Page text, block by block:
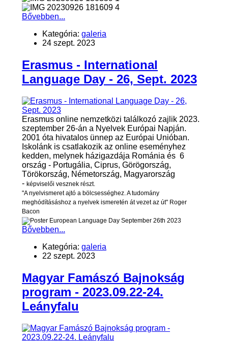
Bővebben...
Kategória: galeria
24 szept. 2023
Erasmus - International
Language Day - 26, Sept. 2023
Erasmus online nemzetközi találkozó zajlik 2023.
szeptember 26-án a Nyelvek Európai Napján.
2001 óta hivatalos ünnep az Európai Unióban.
Iskolánk is csatlakozik az online eseményhez
kedden, melynek házigazdája Románia és 6
ország - Portugália, Ciprus, Görögország,
Törökország, Németország, Magyarország
- képviselői vesznek részt.
"A nyelvismeret ajtó a bölcsességhez. A tudomány
meghódításáshoz a nyelvek ismeretén át vezet az út" Roger
Bacon
Bővebben...
Kategória: galeria
22 szept. 2023
Magyar Famászó Bajnokság
program - 2023.09.22-24.
Leányfalu